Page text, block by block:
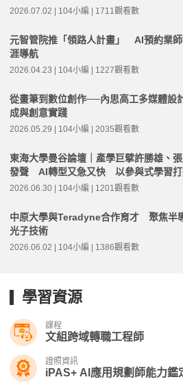
2026.07.02 | 104小編 | 1711觀看數
元智管院推「領路人計畫」 AI預約業
涯導航
2026.04.23 | 104小編 | 1227觀看數
從畫筆到數位創作──內思高工多媒體設
成與創意實踐
2026.05.29 | 104小編 | 2035觀看數
東海大學曼谷論壇｜產學巨擘許勝雄、
發聲 AI轉型又急又快 以參與式學習打
學
2026.06.30 | 104小編 | 1201觀看數
中原大學與Teradyne合作育才 聚焦半
光子技術
2026.06.02 | 104小編 | 1386觀看數
學習資源
課程
文組跨域轉職工程師
證照資訊
iPAS+ AI應用規劃師能力鑑